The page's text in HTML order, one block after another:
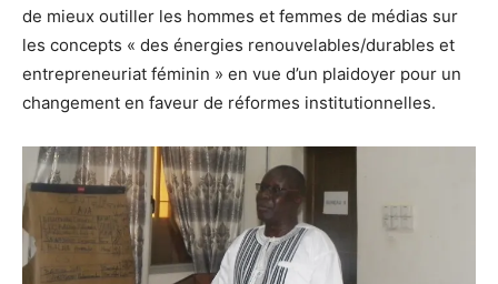
de mieux outiller les hommes et femmes de médias sur
les concepts « des énergies renouvelables/durables et
entrepreneuriat féminin » en vue d’un plaidoyer pour un
changement en faveur de réformes institutionnelles.